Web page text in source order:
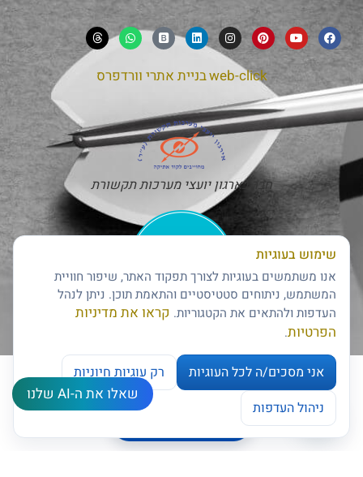
web-clickבניית אתרי וורדפרס
חבר בארגון יועצי מערכות תקשורת
חותם האמינות של דן אנד ברדסטריט
שאלו את ה-AI שלנו
שימוש בעוגיות
אנו משתמשים בעוגיות לצורך תפקוד האתר, שיפור חוויית
המשתמש, ניתוחים סטטיסטיים והתאמת תוכן. ניתן לנהל
העדפות ולהתאים את הקטגוריות. קראו את מדיניות
הפרטיות.
אני מסכים/ה לכל העוגיות
רק עוגיות חיוניות
ניהול העדפות
צרו קשר
Open chaty